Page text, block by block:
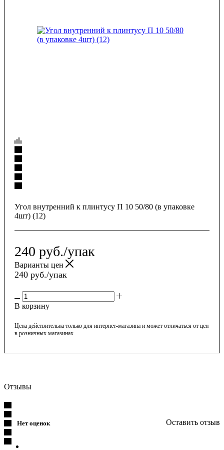
Угол внутренний к плинтусу П 10 50/80 (в упаковке
4шт) (12)
240 руб./упак
Варианты цен
240 руб./упак
В корзину
Цена действительна только для интернет-магазина и может отличаться от цен
в розничных магазинах
Отзывы
Нет оценок Оставить отзыв